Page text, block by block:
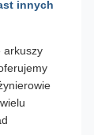
innych
arkuszy